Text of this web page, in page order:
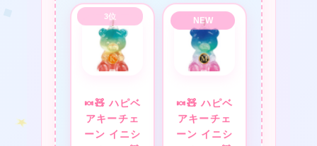
🍬🧸 ハピベ
アキーチェ
ーン イニシ
🍬🧸 ハピベ
アキーチェ
ーン イニシ
❤